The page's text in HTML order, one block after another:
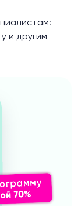
и другим